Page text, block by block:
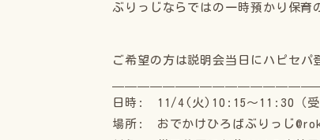
ぶりっじならではの一時預かり保
ご希望の方は説明会当日にハピセパ
日時: 11/4(火)10:15〜11:30（受
場所: おでかけひろばぶりっじ